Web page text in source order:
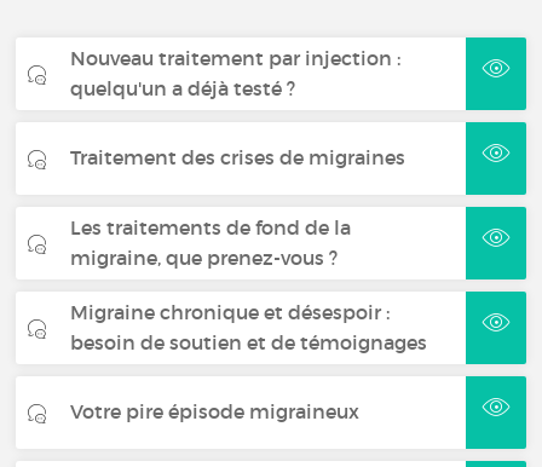
Nouveau traitement par injection :
quelqu'un a déjà testé ?
Traitement des crises de migraines
Les traitements de fond de la
migraine, que prenez-vous ?
Migraine chronique et désespoir :
besoin de soutien et de témoignages
Votre pire épisode migraineux